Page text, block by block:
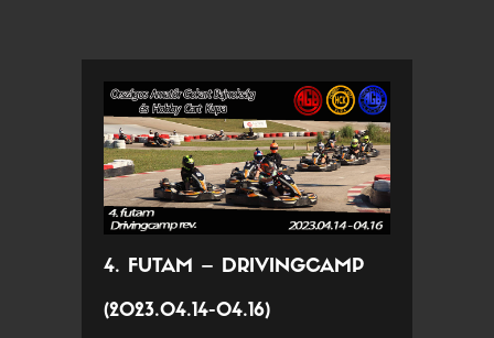
4. FUTAM – DRIVINGCAMP
(2023.04.14-04.16)